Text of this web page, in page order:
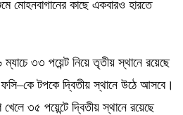
মোহনবাগানের কাছে একবারও হারতে
৩৩ পয়েন্ট নিয়ে তৃতীয় স্থানে রয়েছে
টপকে দ্বিতীয় স্থানে উঠে আসবে।
৩৫ পয়েন্টে দ্বিতীয় স্থানে রয়েছে